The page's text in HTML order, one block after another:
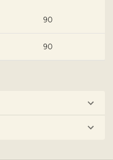
90
90